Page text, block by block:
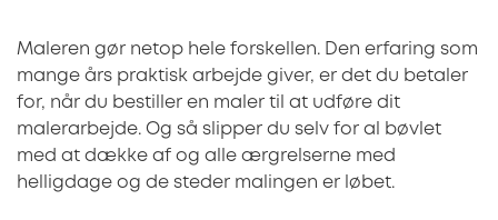
Maleren gør netop hele forskellen. Den erfaring som
mange års praktisk arbejde giver, er det du betaler
for, når du bestiller en maler til at udføre dit
malerarbejde. Og så slipper du selv for al bøvlet
med at dække af og alle ærgrelserne med
helligdage og de steder malingen er løbet.